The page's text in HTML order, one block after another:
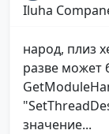
Iluha
народ, плиз
разве может
значение...